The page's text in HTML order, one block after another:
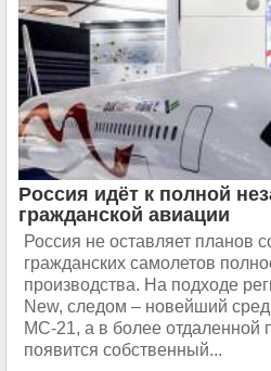
Россия идёт к полной
гражданской авиации
Россия не оставляет планов
гражданских самолетов
производства. На подходе
New, следом – новейший
МС-21, а в более отдаленной
появится собственный...